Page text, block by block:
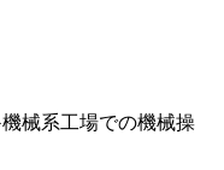
械系工場での機械操